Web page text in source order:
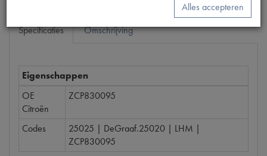
Specificaties Omschrijving
Eigenschappen
OE
Citroën
ZCP830095
Codes
25025 | DeGraaf.25020 | LHM |
ZCP830095
Alles accepteren